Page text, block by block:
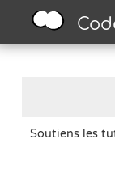
Soutiens les